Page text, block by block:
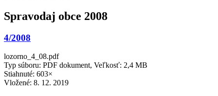
Spravodaj obce 2008
4/2008
lozorno_4_08.pdf
Typ súboru: PDF dokument, Veľkosť: 2,4 MB
Stiahnuté: 603×
Vložené: 8. 12. 2019